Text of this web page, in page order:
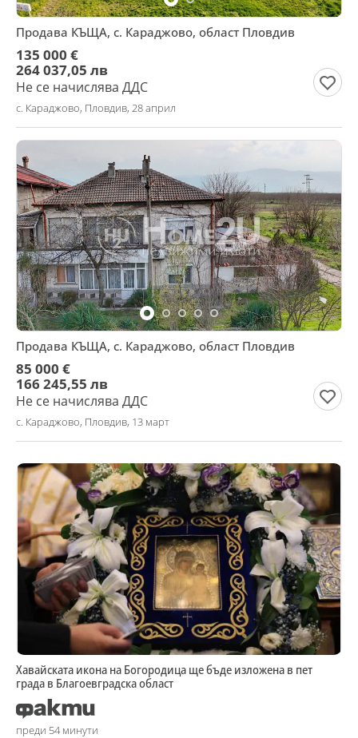
Продава КЪЩА, с. Караджово, област Пловдив
135 000 €
264 037,05 лв
Не се начислява ДДС
с. Караджово, Пловдив, 28 април
Продава КЪЩА, с. Караджово, област Пловдив
85 000 €
166 245,55 лв
Не се начислява ДДС
с. Караджово, Пловдив, 13 март
Хавайската икона на Богородица ще бъде изложена в пет
града в Благоевградска област
преди 54 минути